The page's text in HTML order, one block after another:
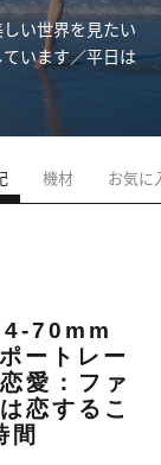
い世界を見たい
います／平日は
機材 お気に
70mm
ートレー
愛：ファ
恋するこ
間